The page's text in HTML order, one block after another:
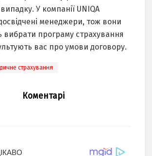
У компанії UNIQA
менеджери, тож вони
вибрати програму страхування
вас про умови договору.
страхування
Коментарі